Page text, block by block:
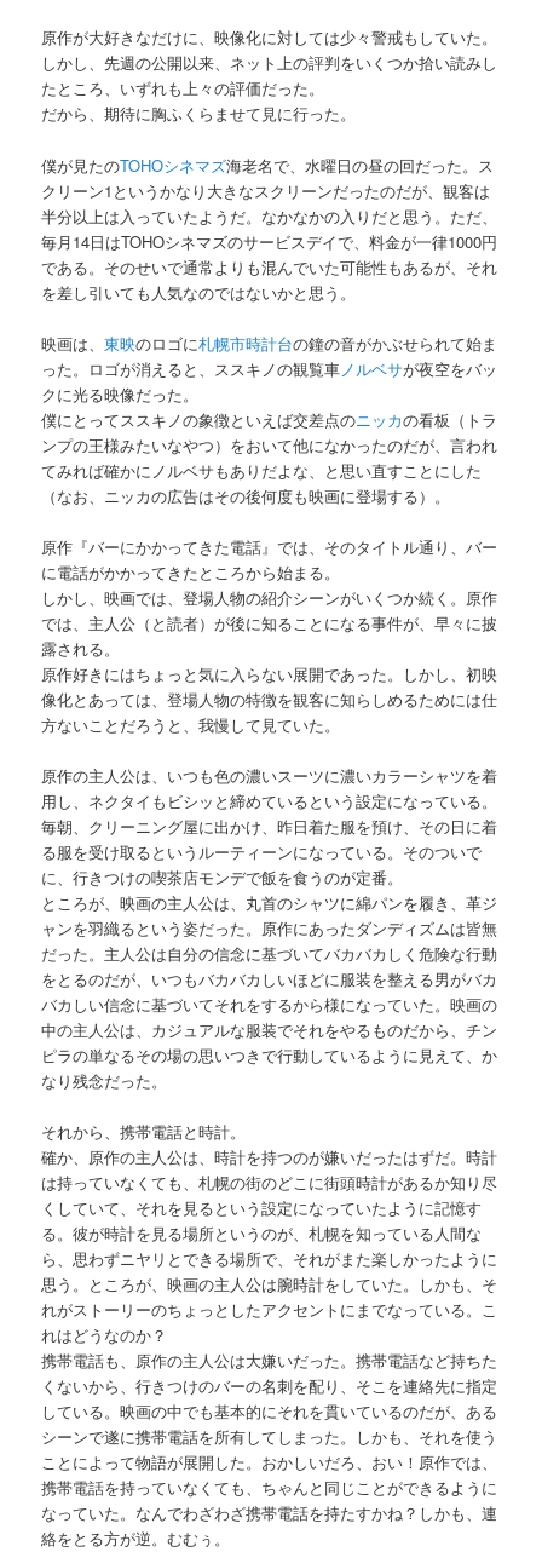
原作が大好きなだけに、映像化に対しては少々警戒もしていた。
しかし、先週の公開以来、ネット上の評判をいくつか拾い読みし
たところ、いずれも上々の評価だった。
だから、期待に胸ふくらませて見に行った。
僕が見たのTOHOシネマズ海老名で、水曜日の昼の回だった。ス
クリーン1というかなり大きなスクリーンだったのだが、観客は
半分以上は入っていたようだ。なかなかの入りだと思う。ただ、
毎月14日はTOHOシネマズのサービスデイで、料金が一律1000円
である。そのせいで通常よりも混んでいた可能性もあるが、それ
を差し引いても人気なのではないかと思う。
映画は、東映のロゴに札幌市時計台の鐘の音がかぶせられて始ま
った。ロゴが消えると、ススキノの観覧車 ノルベサが夜空をバッ
クに光る映像だった。
僕にとってススキノの象徴といえば交差点のニッカの看板（トラ
ンプの王様みたいなやつ）をおいて他になかったのだが、言われ
てみれば確かにノルベサもありだよな、と思い直すことにした
（なお、ニッカの広告はその後何度も映画に登場する）。
原作『バーにかかってきた電話』では、そのタイトル通り、バー
に電話がかかってきたところから始まる。
しかし、映画では、登場人物の紹介シーンがいくつか続く。原作
では、主人公（と読者）が後に知ることになる事件が、早々に披
露される。
原作好きにはちょっと気に入らない展開であった。しかし、初映
像化とあっては、登場人物の特徴を観客に知らしめるためには仕
方ないことだろうと、我慢して見ていた。
原作の主人公は、いつも色の濃いスーツに濃いカラーシャツを着
用し、ネクタイもビシッと締めているという設定になっている。
毎朝、クリーニング屋に出かけ、昨日着た服を預け、その日に着
る服を受け取るというルーティーンになっている。そのついで
に、行きつけの喫茶店モンデで飯を食うのが定番。
ところが、映画の主人公は、丸首のシャツに綿パンを履き、革ジ
ャンを羽織るという姿だった。原作にあったダンディズムは皆無
だった。主人公は自分の信念に基づいてバカバカしく危険な行動
をとるのだが、いつもバカバカしいほどに服装を整える男がバカ
バカしい信念に基づいてそれをするから様になっていた。映画の
中の主人公は、カジュアルな服装でそれをやるものだから、チン
ピラの単なるその場の思いつきで行動しているように見えて、か
なり残念だった。
それから、携帯電話と時計。
確か、原作の主人公は、時計を持つのが嫌いだったはずだ。時計
は持っていなくても、札幌の街のどこに街頭時計があるか知り尽
くしていて、それを見るという設定になっていたように記憶す
る。彼が時計を見る場所というのが、札幌を知っている人間な
ら、思わずニヤリとできる場所で、それがまた楽しかったように
思う。ところが、映画の主人公は腕時計をしていた。しかも、そ
れがストーリーのちょっとしたアクセントにまでなっている。こ
れはどうなのか？
携帯電話も、原作の主人公は大嫌いだった。携帯電話など持ちた
くないから、行きつけのバーの名刺を配り、そこを連絡先に指定
している。映画の中でも基本的にそれを貫いているのだが、ある
シーンで遂に携帯電話を所有してしまった。しかも、それを使う
ことによって物語が展開した。おかしいだろ、おい！原作では、
携帯電話を持っていなくても、ちゃんと同じことができるように
なっていた。なんでわざわざ携帯電話を持たすかね？しかも、連
絡をとる方が逆。むむぅ。